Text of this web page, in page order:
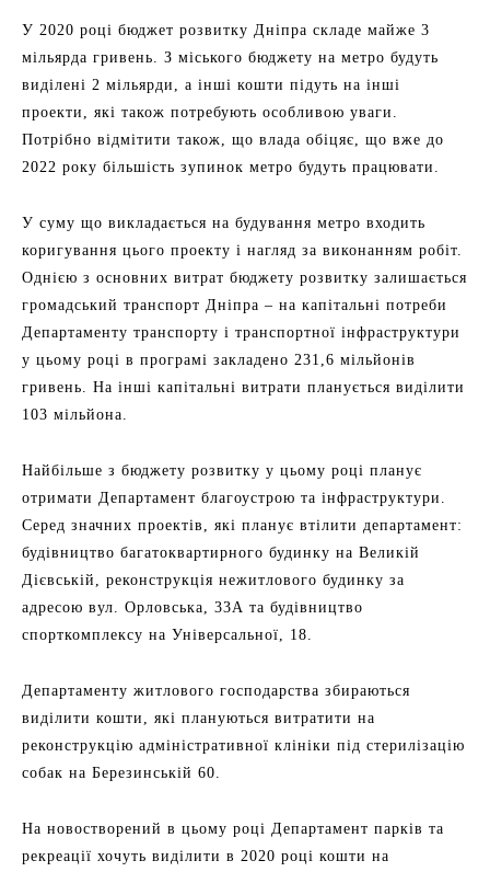
У 2020 році бюджет розвитку Дніпра складе майже 3
мільярда гривень. З міського бюджету на метро будуть
виділені 2 мільярди, а інші кошти підуть на інші
проекти, які також потребують особливою уваги.
Потрібно відмітити також, що влада обіцяє, що вже до
2022 року більшість зупинок метро будуть працювати.
У суму що викладається на будування метро входить
коригування цього проекту і нагляд за виконанням робіт.
Однією з основних витрат бюджету розвитку залишається
громадський транспорт Дніпра – на капітальні потреби
Департаменту транспорту і транспортної інфраструктури
у цьому році в програмі закладено 231,6 мільйонів
гривень. На інші капітальні витрати планується виділити
103 мільйона.
Найбільше з бюджету розвитку у цьому році планує
отримати Департамент благоустрою та інфраструктури.
Серед значних проектів, які планує втілити департамент:
будівництво багатоквартирного будинку на Великій
Дієвській, реконструкція нежитлового будинку за
адресою вул. Орловська, 33А та будівництво
спорткомплексу на Універсальної, 18.
Департаменту житлового господарства збираються
виділити кошти, які плануються витратити на
реконструкцію адміністративної клініки під стерилізацію
собак на Березинській 60.
На новостворений в цьому році Департамент парків та
рекреації хочуть виділити в 2020 році кошти на